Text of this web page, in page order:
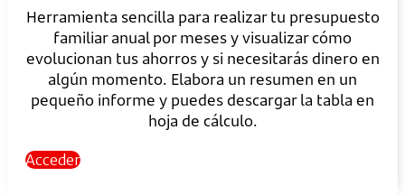
Herramienta sencilla para realizar tu presupuesto
familiar anual por meses y visualizar cómo
evolucionan tus ahorros y si necesitarás dinero en
algún momento. Elabora un resumen en un
pequeño informe y puedes descargar la tabla en
hoja de cálculo.
Acceder